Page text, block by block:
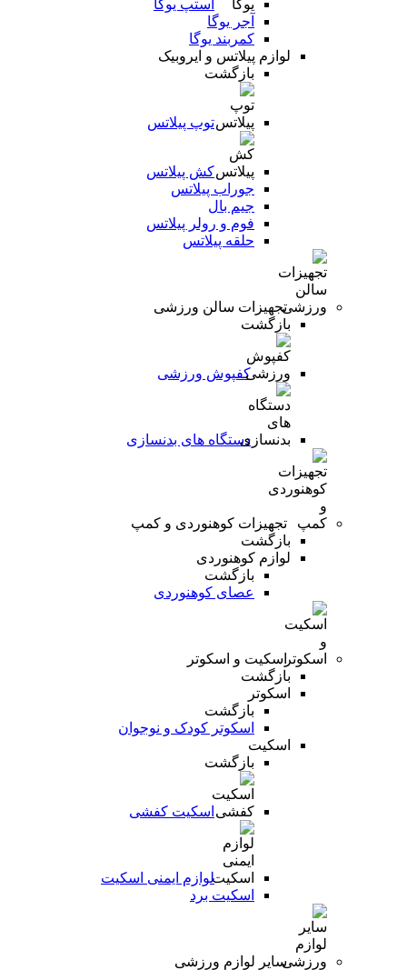
استپ یوگا
آجر یوگا
کمربند یوگا
لوازم پیلاتس و ایروبیک
بازگشت
توپ پیلاتس
کش پیلاتس
جوراب پیلاتس
جیم بال
فوم و رولر پیلاتس
حلقه پیلاتس
تجهیزات سالن ورزشی
بازگشت
کفپوش ورزشی
دستگاه های بدنسازی
تجهیزات کوهنوردی و کمپ
بازگشت
لوازم کوهنوردی
بازگشت
عصای کوهنوردی
اسکیت و اسکوتر
بازگشت
اسکوتر
بازگشت
اسکوتر کودک و نوجوان
اسکیت
بازگشت
اسکیت کفشی
لوازم ایمنی اسکیت
اسکیت برد
سایر لوازم ورزشی